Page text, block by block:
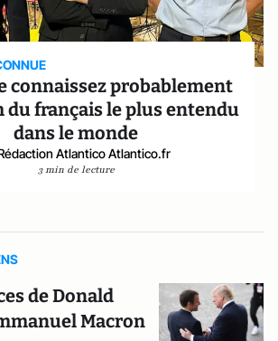
connaissez probablement
du français le plus entendu
dans le monde
Atlantico Atlantico.fr
3 min de lecture
de Donald
Macron